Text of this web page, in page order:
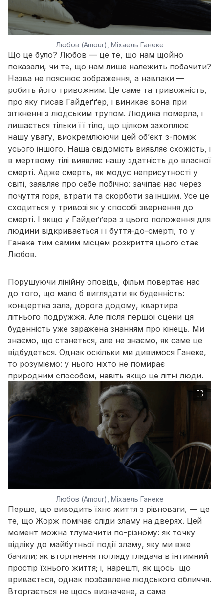
Любов (Amour), Міхаель Ганеке
Що це було? Любов — це те, що нам щойно
показали, чи те, що нам лише належить побачити?
Назва не пояснює зображення, а навпаки —
робить його тривожним. Це саме та тривожність,
про яку писав Гайдеґґер, і виникає вона при
зіткненні з людським трупом. Людина померла, і
лишається тільки її тіло, що цілком захоплює
нашу увагу, виокремлюючи цей об’єкт з-поміж
усього іншого. Наша свідомість виявляє схожість, і
в мертвому тілі виявляє нашу здатність до власної
смерті. Адже смерть, як модус неприсутності у
світі, заявляє про себе побічно: зачіпає нас через
почуття горя, втрати та скорботи за іншим. Усе це
сходиться у тривозі як у способі звернення до
смерті. І якщо у Гайдеґґера з цього положення для
людини відкривається її буття-до-смерті, то у
Ганеке тим самим місцем розкриття цього стає
Любов.
Порушуючи лінійну оповідь, фільм повертає нас
до того, що мало б виглядати як буденність:
концертна зала, дорога додому, квартира
літнього подружжя. Але після першої сцени ця
буденність уже заражена знанням про кінець. Ми
знаємо, що станеться, але не знаємо, як саме це
відбудеться. Однак оскільки ми дивимося Ганеке,
то розуміємо: у нього ніхто не помирає
природним способом, навіть якщо це літні люди.
⛶
Любов (Amour), Міхаель Ганеке
Перше, що виводить їхнє життя з рівноваги, — це
те, що Жорж помічає сліди зламу на дверях. Цей
момент можна тлумачити по-різному: як точку
відліку до майбутньої події зламу, яку ми вже
бачили; як вторгнення погляду глядача в інтимний
простір їхнього життя; і, нарешті, як щось, що
вривається, однак позбавлене людського обличчя.
Вторгається не щось визначене, а сама